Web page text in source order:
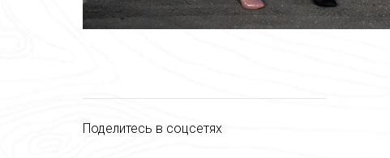
Поделитесь в соцсетях